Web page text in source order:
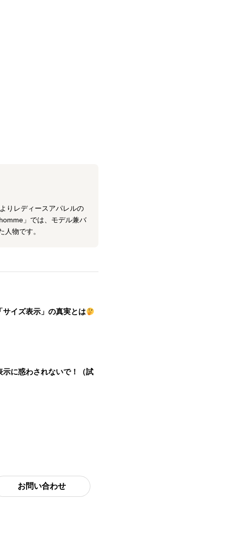
りレディースアパレルの
」では、モデル兼バ
物です。
サイズ表示」の真実とは
示に惑わされないで！（試
お問い合わせ